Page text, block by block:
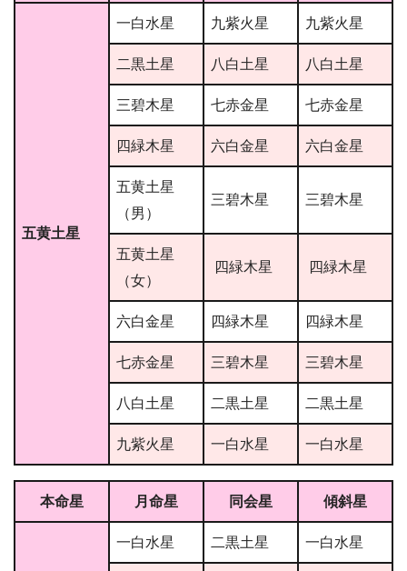
五黄土星
一白水星 九紫火星 九紫火星
二黒土星 八白土星 八白土星
三碧木星 七赤金星 七赤金星
四緑木星 六白金星 六白金星
五黄土星
（男）
三碧木星 三碧木星
五黄土星
（女）
四緑木星 四緑木星
六白金星 四緑木星 四緑木星
七赤金星 三碧木星 三碧木星
八白土星 二黒土星 二黒土星
九紫火星 一白水星 一白水星
本命星 月命星 同会星 傾斜星
一白水星 二黒土星 一白水星